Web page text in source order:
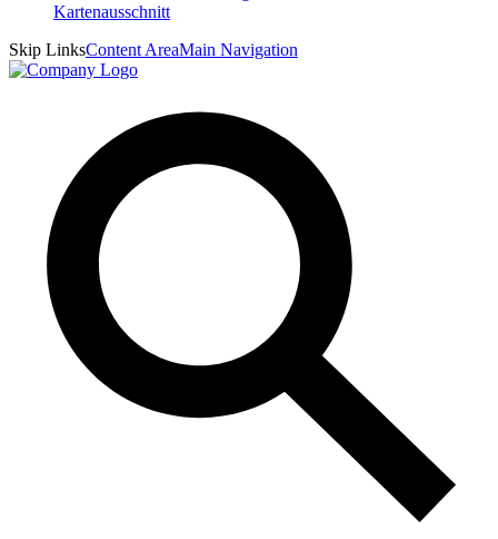
Skip LinksContent AreaMain Navigation